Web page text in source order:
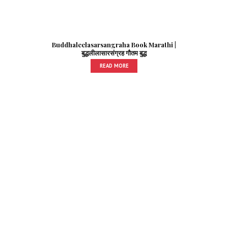
Buddhaleelasarsangraha Book Marathi |
बुद्धलीलासारसंग्रह गौतम बुद्ध
READ MORE